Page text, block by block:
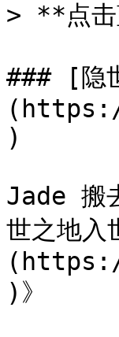
> **点击
### [隐
(https://
)
Jade 搬
世之地入
(https://
)》